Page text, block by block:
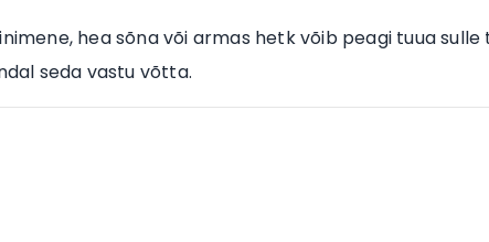
hea sõna või armas hetk võib peagi tuua sulle
seda vastu võtta.